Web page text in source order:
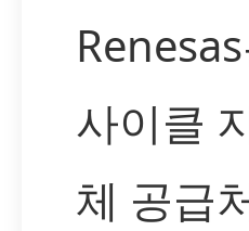
사이클
체 공급